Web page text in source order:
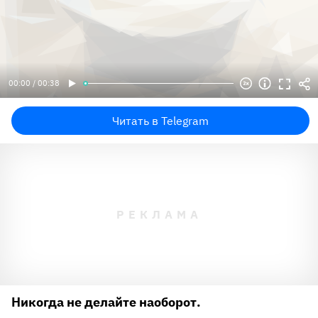
00:00 / 00:38
Читать в Telegram
Никогда не делайте наоборот.